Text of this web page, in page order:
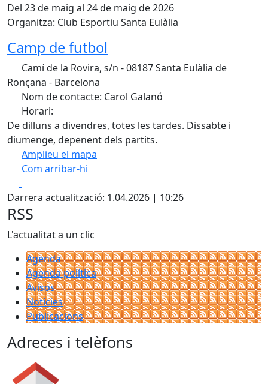
Del 23 de maig al 24 de maig de 2026
Organitza: Club Esportiu Santa Eulàlia
Camp de futbol
Camí de la Rovira, s/n - 08187 Santa Eulàlia de
Ronçana - Barcelona
Nom de contacte: Carol Galanó
Horari:
De dilluns a divendres, totes les tardes. Dissabte i
diumenge, depenent dels partits.
Amplieu el mapa
Com arribar-hi
+
−
Darrera actualització: 1.04.2026 | 10:26
RSS
L'actualitat a un clic
Agenda
Agenda política
Avisos
Notícies
Publicacions
Adreces i telèfons